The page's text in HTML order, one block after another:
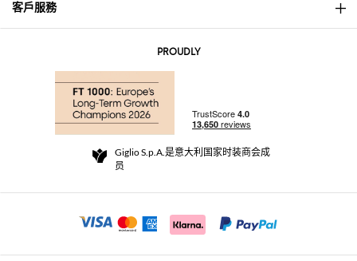
About
Community Store
Beauty Seekers VIP Club
客戶服務
退货与退款
For a safe shopping experience
Security Communication
PROUDLY
Giglio S.p.A.是意大利国家时装商会成
员